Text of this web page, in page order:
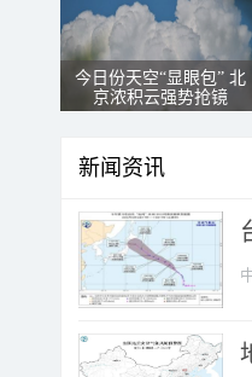
今日份天空“显眼包” 北
京浓积云强势抢镜
新闻资讯